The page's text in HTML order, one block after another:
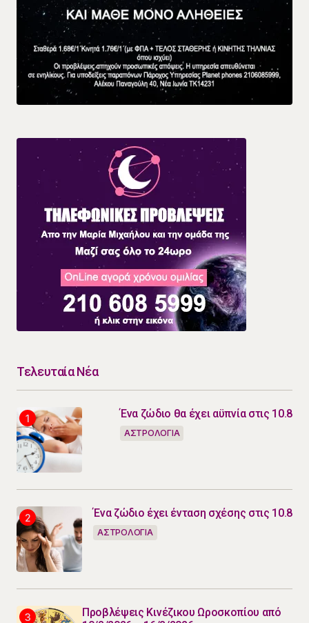
Τελευταία Νέα
Ένα ζώδιο θα έχει αϋπνία στις 10.8
ΑΣΤΡΟΛΟΓΙΑ
Ένα ζώδιο έχει ένταση σχέσης στις 10.8
ΑΣΤΡΟΛΟΓΙΑ
Προβλέψεις Κινέζικου Ωροσκοπίου από